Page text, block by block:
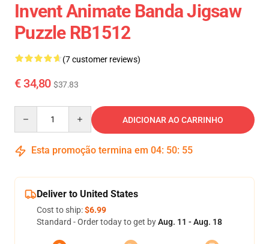
Invent Animate Banda Jigsaw
Puzzle RB1512
(7 customer reviews)
€ 34,80 $37.83
ADICIONAR AO CARRINHO
Esta promoção termina em 04: 50: 54
Deliver to United States
Cost to ship:$6.99
Standard - Order today to get byAug. 11 - Aug. 18